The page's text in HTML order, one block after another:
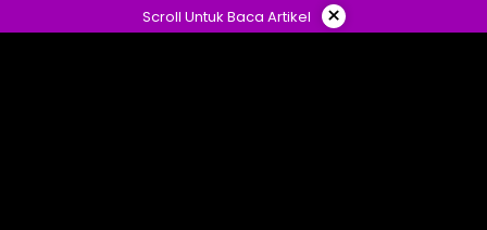
ke
Scroll Untuk Baca Artikel ×